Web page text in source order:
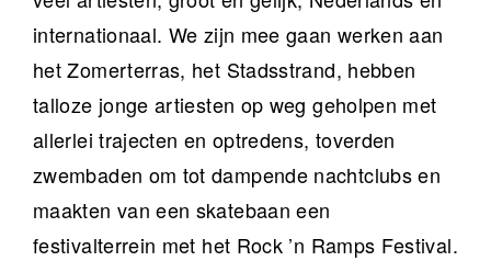
internationaal. We zijn mee gaan werken aan
het Zomerterras, het Stadsstrand, hebben
talloze jonge artiesten op weg geholpen met
allerlei trajecten en optredens, toverden
zwembaden om tot dampende nachtclubs en
maakten van een skatebaan een
festivalterrein met het Rock ’n Ramps Festival.